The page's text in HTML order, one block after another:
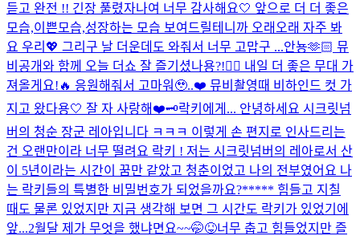
듣고 완전 !! 긴장 풀렸자나여 너무 감사해요🤍 앞으로 더 더 좋은
모습,이쁜모습,성장하는 모습 보여드릴테니까 오래오래 자주 봐
요 우리💖 그리구 날 더운데도 와줘서 너무 고맙구 ...안뇽🫶🏻 뮤
비공개와 함께 오늘 더쇼 잘 즐기셨나용?!👌🏻 내일 더 좋은 무대 가
져올게요!🔥 응원해줘서 고마워🥹..❤️ 뮤비촬영때 비하인드 컷 가
지고 왔다용🤍 잘 자 사랑해❤️🗝️락키에게... 안녕하세요 시크릿넘
버의 청순 장군 레아입니다 ㅋㅋㅋ 이렇게 손 편지로 인사드리는
건 오랜만이라 너무 떨려요 락키 ! 저는 시크릿넘버의 레아로서 산
이 5년이라는 시간이 꿈만 같았고 청춘이었고 나의 전부였어요 나
는 락키들의 특별한 비밀번호가 되었을까요?***** 힘들고 지칠
때도 물론 있었지만 지금 생각해 보면 그 시간도 락키가 있었기에
앞...2월달 제가 무엇을 했냐면요~~🤭😝너무 춥고 힘들었지만 즐